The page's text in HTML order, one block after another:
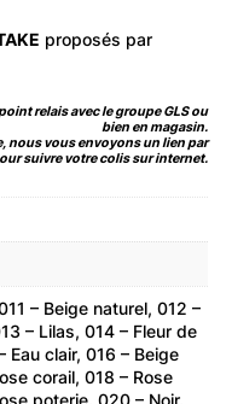
proposés par
relais avec le groupe GLS ou
bien en magasin.
nous vous envoyons un lien par
suivre votre colis sur internet.
– Beige naturel, 012 –
– Lilas, 014 – Fleur de
Eau clair, 016 – Beige
corail, 018 – Rose
poterie, 020 – Noir,